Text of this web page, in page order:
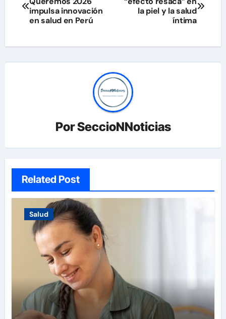
deimpulsa innovación
en salud en Perú
la piel y la salud
íntima
PorSeccioNNoticias
Related Post
Salud